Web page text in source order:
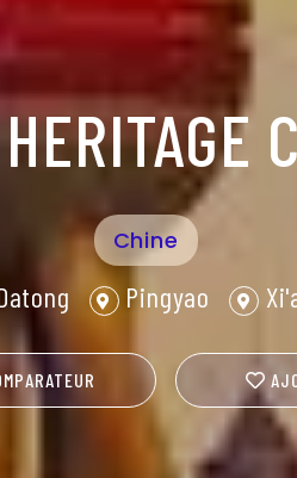
Chine
Pingyao